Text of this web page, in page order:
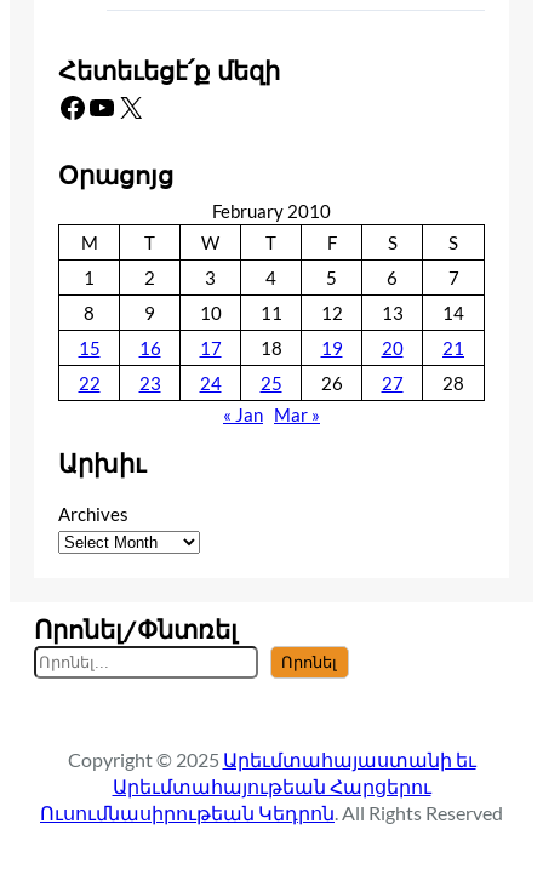
Հետեւեցէ՛ք մեզի
Facebook YouTube X
Օրացոյց
February 2010
M
T W T F S
S
1
2 3 4 5 6
7
8
9 10 11 12 13
14
15
16 17 18 19 20
21
22
23 24 25 26 27
28
« Jan Mar »
Արխիւ
Archives
Որոնել/Փնտռել
S
e
c
h
Որոնել
Copyright © 2025 Արեւմտահայաստանի եւ
Արեւմտահայութեան Հարցերու
Ուսումնասիրութեան Կեդրոն. All Rights Reserved